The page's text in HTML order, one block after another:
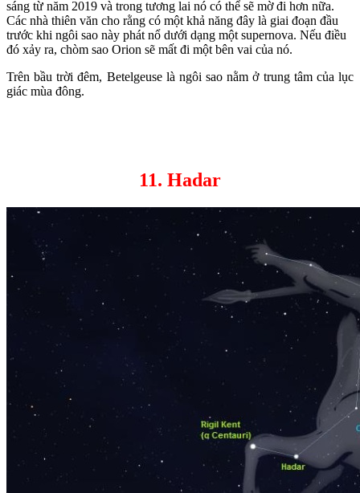
sáng từ năm 2019 và trong tương lai nó có thể sẽ mờ đi hơn nữa.
Các nhà thiên văn cho rằng có một khả năng đây là giai đoạn đầu
trước khi ngôi sao này phát nổ dưới dạng một supernova. Nếu điều
đó xảy ra, chòm sao Orion sẽ mất đi một bên vai của nó.
Trên bầu trời đêm, Betelgeuse là ngôi sao nằm ở trung tâm của lục
giác mùa đông.
11. Hadar